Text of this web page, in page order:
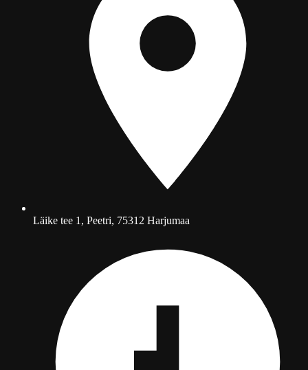
Läike tee 1, Peetri, 75312 Harjumaa